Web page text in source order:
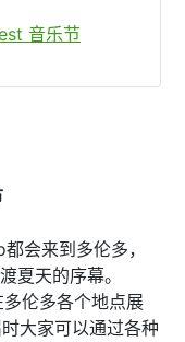
音乐节
会来到多伦多，
夏天的序幕。
伦多各个地点展
大家可以通过各种